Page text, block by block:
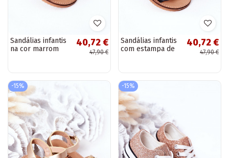
Sandálias infantis
na cor marrom
40,72 €
47,90 €
Sandálias infantis
com estampa de
40,72 €
47,90 €
-15% -15%